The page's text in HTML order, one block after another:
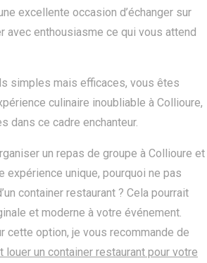
excellente occasion d’échanger sur
avec enthousiasme ce qui vous attend
simples mais efficaces, vous êtes
culinaire inoubliable à Collioure,
dans ce cadre enchanteur.
un repas de groupe à Collioure et
expérience unique, pourquoi ne pas
container restaurant ? Cela pourrait
et moderne à votre événement.
cette option, je vous recommande de
louer un container restaurant pour votre